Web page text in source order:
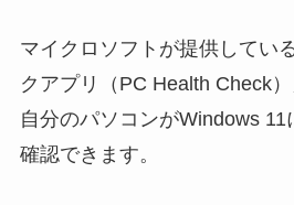
マイクロソフトが提供してい
クアプリ（PC Health Check
自分のパソコンがWindows
確認できます。